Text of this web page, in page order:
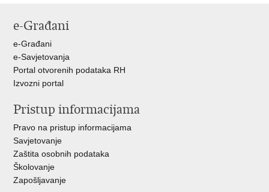
FacebookuTwitteru
e-Građani
e-Građani
e-Savjetovanja
Portal otvorenih podataka RH
Izvozni portal
Pristup informacijama
Pravo na pristup informacijama
Savjetovanje
Zaštita osobnih podataka
Školovanje
Zapošljavanje